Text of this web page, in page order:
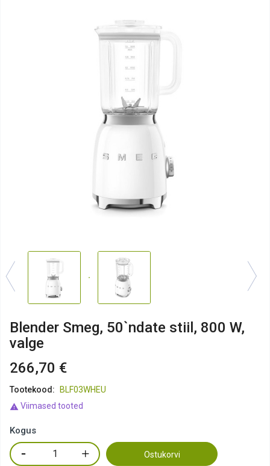
Blender Smeg, 50`ndate stiil, 800 W,
valge
266,70 €
Tootekood: BLF03WHEU
 Viimased tooted
Kogus
Ostukorvi